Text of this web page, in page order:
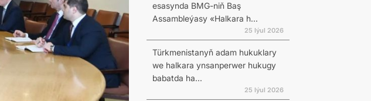
GOÝUMLAR
esasynda BMG-niň Baş
Assambleýasy «Halkara h...
25 Iýul 2026
Türkmenistanyň adam hukuklary
we halkara ynsanperwer hukugy
babatda ha...
25 Iýul 2026